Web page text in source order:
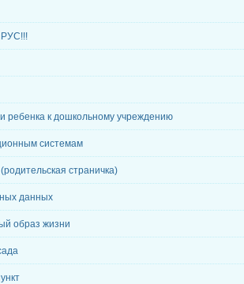
ребенка к дошкольному учреждению
системам
страничка)
данных
образ жизни